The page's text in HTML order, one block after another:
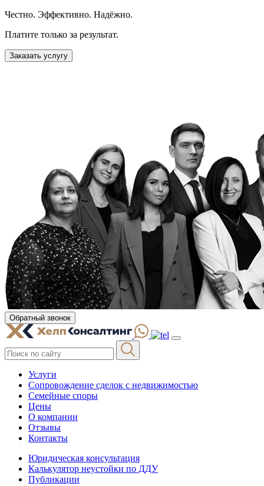
Честно. Эффективно. Надёжно.
Платите только за результат.
Заказать услугу
Обратный звонок
Услуги
Сопровождение сделок с недвижимостью
Семейные споры
Цены
О компании
Отзывы
Контакты
Юридическая консультация
Калькулятор неустойки по ДДУ
Публикации